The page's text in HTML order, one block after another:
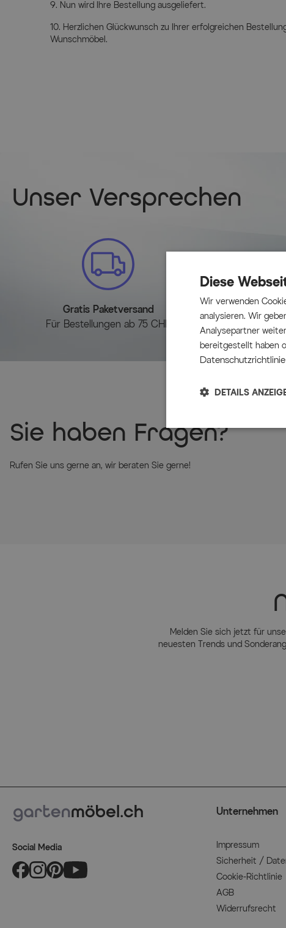
Nun wird Ihre Bestellung ausgeliefert.
Herzlichen Glückwunsch zu Ihrer erfolgreichen
Wunschmöbel.
Unser Versprechen
Gratis Paketversand
Für Bestellungen ab 75 CHF
30
Einfache
Sie haben Fragen?
Rufen Sie uns gerne an, wir beraten Sie gerne!
Melden Sie sich jetzt für
neuesten Trends und
Social Media
Unternehmen
Impressum
Sicherheit /
Cookie-Richtlinie
AGB
Widerrufsrecht
Diese
Wir verwenden
analysieren. Wir
Analysepartner
bereitgestellt haben
Datenschutzrichtlinie
DETAILS